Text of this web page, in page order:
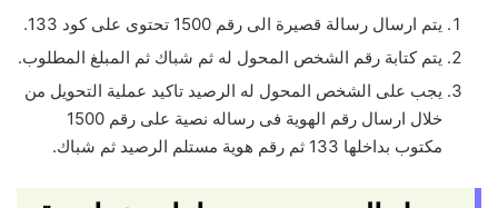
يتم ارسال رسالة قصيرة الى رقم 1500 تحتوى على كود 133.
يتم كتابة رقم الشخص المحول له ثم شباك ثم المبلغ المطلوب.
يجب على الشخص المحول له الرصيد تاكيد عملية التحويل من
خلال ارسال رقم الهوية فى رساله نصية على رقم 1500
مكتوب بداخلها 133 ثم رقم هوية مستلم الرصيد ثم شباك.